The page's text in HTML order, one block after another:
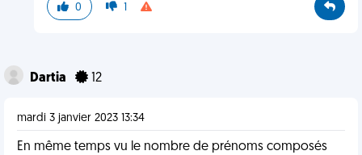
0 1
Dartia 12
mardi 3 janvier 2023 13:34
En même temps vu le nombre de prénoms composés